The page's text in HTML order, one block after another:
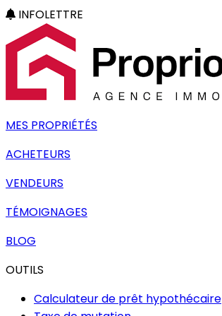
INFOLETTRE
MES PROPRIÉTÉS
ACHETEURS
VENDEURS
TÉMOIGNAGES
BLOG
OUTILS
Calculateur de prêt hypothécaire